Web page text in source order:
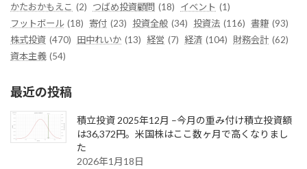
かたおかもえこ (2) つばめ投資顧問 (18) イベント (1)
フットボール (18) 寄付 (23) 投資全般 (34) 投資法 (116) 書籍 (93)
株式投資 (470) 田中れいか (13) 経営 (7) 経済 (104) 財務会計 (62)
資本主義 (54)
最近の投稿
積立投資 2025年12月 –今月の重み付け積立投資額
は36,372円。米国株はここ数ヶ月で高くなりまし
た
2026年1月18日